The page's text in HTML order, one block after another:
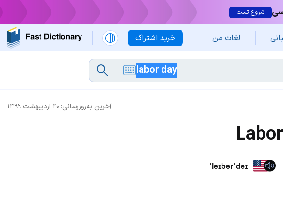
شروع تست
خرید اشتراک لغات من
آخرین به‌روزرسانی: ۲۰ اردیبهشت ۱۳۹۹
ˈleɪbərˈdeɪ